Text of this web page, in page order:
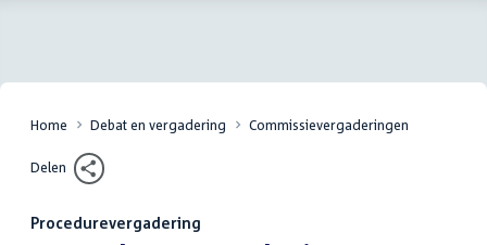
Home Debat en vergadering Commissievergaderingen
Delen
Procedurevergadering